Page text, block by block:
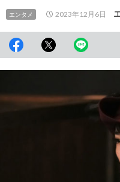
エンタメ 2023年12月6日